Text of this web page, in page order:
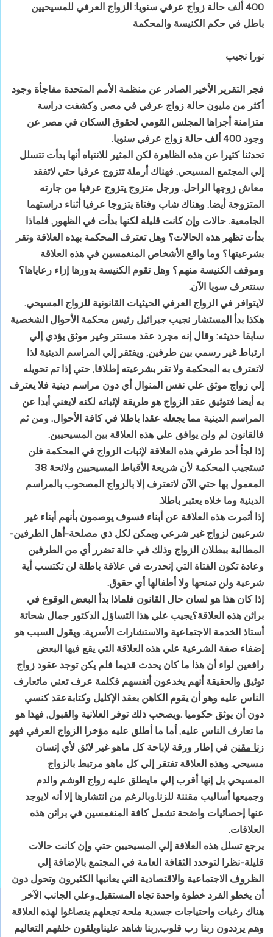
400 ‏ألف‏ ‏حالة‏ ‏زواج‏ ‏عرفي‏ ‏سنويا‏: الزواج‏ ‏العرفي‏ ‏للمسيحيين‏
‏باطل‏ ‏في‏ ‏حكم‏ ‏الكنيسة‏ ‏والمحكمة‏
نورا‏ ‏نجيب‏
فجر‏ ‏التقرير‏ ‏الأخير‏ ‏الصادر‏ ‏عن‏ ‏منظمة‏ ‏الأمم‏ ‏المتحدة‏ ‏مفاجأة‏ ‏وجود‏
‏أكثر‏ ‏من‏ ‏مليون‏ ‏حالة‏ ‏زواج‏ ‏عرفي‏ ‏في‏ ‏مصر‏, ‏وكشفت‏ ‏دراسة‏
‏متزامنة‏ ‏أجراها‏ ‏المجلس‏ ‏القومي‏ ‏لحقوق‏ ‏السكان‏ ‏في‏ ‏مصر‏ ‏عن‏
‏وجود‏ 400 ‏ألف‏ ‏حالة‏ ‏زواج‏ ‏عرفي‏ ‏سنويا‏.‏
تحدثنا‏ ‏كثيرا‏ ‏عن‏ ‏هذه‏ ‏الظاهرة‏ ‏لكن‏ ‏المثير‏ ‏للانتباه‏ ‏أنها‏ ‏بدأت‏ ‏تتسلل‏
‏إلي‏ ‏المجتمع‏ ‏المسيحي‏.‏ فهناك‏ ‏أرملة‏ ‏تتزوج‏ ‏عرفيا‏ ‏حتي‏ ‏لاتفقد‏
‏معاش‏ ‏زوجها‏ ‏الراحل‏.‏ ورجل‏ ‏متزوج‏ ‏يتزوج‏ ‏عرفيا‏ ‏من‏ ‏جارته‏
‏المتزوجة‏ ‏أيضا‏. ‏وهناك‏ ‏شاب‏ ‏وفتاة‏ ‏يتزوجا‏ ‏عرفيا‏ ‏أثناء‏ ‏دراستهما‏
‏الجامعية‏.‏ حالات‏ ‏وإن‏ ‏كانت‏ ‏قليلة‏ ‏لكنها‏ ‏بدأت‏ ‏في‏ ‏الظهور‏,‏ فلماذا‏
‏بدأت‏ ‏تظهر‏ ‏هذه‏ ‏الحالات؟ وهل‏ ‏تعترف‏ ‏المحكمة‏ ‏بهذه‏ ‏العلاقة‏ ‏وتقر‏
‏بشرعيتها؟ وما‏ ‏واقع‏ ‏الأشخاص‏ ‏المنغمسين‏ ‏في‏ ‏هذه‏ ‏العلاقة‏
‏وموقف‏ ‏الكنيسة‏ ‏منهم؟ وهل‏ ‏تقوم‏ ‏الكنيسة‏ ‏بدورها‏ ‏إزاء‏ ‏رعاياها؟
سنتعرف‏ ‏سويا‏ ‏الآن‏.‏
لايتوافر‏ ‏في‏ ‏الزواج‏ ‏العرفي‏ ‏الحيثيات‏ ‏القانونية‏ ‏للزواج‏ ‏المسيحي‏.‏
هكذا‏ ‏بدأ‏ ‏المستشار‏ ‏نجيب‏ ‏جبرائيل‏ ‏رئيس‏ ‏محكمة‏ ‏الأحوال‏ ‏الشخصية‏
‏سابقا‏ ‏حديثه‏:‏ وقال‏ ‏إنه‏ ‏مجرد‏ ‏عقد‏ ‏مستتر‏ ‏وغير‏ ‏موثق‏ ‏يؤدي‏ ‏إلي‏
‏ارتباط‏ ‏غير‏ ‏رسمي‏ ‏بين‏ ‏طرفين‏,‏ ويفتقر‏ ‏إلي‏ ‏المراسم‏ ‏الدينية‏ ‏لذا‏
‏لاتعترف‏ ‏به‏ ‏المحكمة‏ ‏ولا‏ ‏تقر‏ ‏بشرعيته‏ ‏إطلاقا‏,‏ حتي‏ ‏إذا‏ ‏تم‏ ‏تحويله‏
‏إلي‏ ‏زواج‏ ‏موثق‏ ‏علي‏ ‏نفس‏ ‏المنوال‏ ‏أي‏ ‏دون‏ ‏مراسم‏ ‏دينية‏ ‏فلا‏ ‏يعترف‏
‏به‏ ‏أيضا‏ ‏فتوثيق‏ ‏عقد‏ ‏الزواج‏ ‏هو‏ ‏طريقة‏ ‏لإثباته‏ ‏لكنه‏ ‏لايغني‏ ‏أبدا‏ ‏عن‏
‏المراسم‏ ‏الدينية‏ ‏مما‏ ‏يجعله‏ ‏عقدا‏ ‏باطلا‏ ‏في‏ ‏كافة‏ ‏الأحوال‏. ‏ومن‏ ‏ثم‏
‏فالقانون‏ ‏لم‏ ‏ولن‏ ‏يوافق‏ ‏علي‏ ‏هذه‏ ‏العلاقة‏ ‏بين‏ ‏المسيحيين‏.‏
إذا‏ ‏لجأ‏ ‏أحد‏ ‏طرفي‏ ‏هذه‏ ‏العلاقة‏ ‏لإثبات‏ ‏الزواج‏ ‏في‏ ‏المحكمة‏ ‏فلن‏
‏تستجيب‏ ‏المحكمة‏ ‏لأن‏ ‏شريعة‏ ‏الأقباط‏ ‏المسيحيين‏ ‏ولائحة‏ 38
‏المعمول‏ ‏بها‏ ‏حتي‏ ‏الآن‏ ‏لاتعترف‏ ‏إلا‏ ‏بالزواج‏ ‏المصحوب‏ ‏بالمراسم‏
‏الدينية‏ ‏وما‏ ‏خلاه‏ ‏يعتبر‏ ‏باطلا‏.‏
إذا‏ ‏أثمرت‏ ‏هذه‏ ‏العلاقة‏ ‏عن‏ ‏أبناء‏ ‏فسوف‏ ‏يوصمون‏ ‏بأنهم‏ ‏أبناء‏ ‏غير‏
‏شرعيين‏ ‏لزواج‏ ‏غير‏ ‏شرعي‏ ‏ويمكن‏ ‏لكل‏ ‏ذي‏ ‏مصلحة‏-‏أهل‏ ‏الطرفين‏-‏
المطالبة‏ ‏ببطلان‏ ‏الزواج‏ ‏وذلك‏ ‏في‏ ‏حالة‏ ‏تضرر‏ ‏أي‏ ‏من‏ ‏الطرفين‏
‏وعادة‏ ‏تكون‏ ‏الفتاة‏ ‏التي‏ ‏إنحدرت‏ ‏في‏ ‏علاقة‏ ‏باطلة‏ ‏لن‏ ‏تكتسب‏ ‏أية‏
‏شرعية‏ ‏ولن‏ ‏تمنحها‏ ‏ولا‏ ‏أطفالها‏ ‏أي‏ ‏حقوق‏.‏
إذا‏ ‏كان‏ ‏هذا‏ ‏هو‏ ‏لسان‏ ‏حال‏ ‏القانون‏ ‏فلماذا‏ ‏بدأ‏ ‏البعض‏ ‏الوقوع‏ ‏في‏
‏براثن‏ ‏هذه‏ ‏العلاقة؟يجيب‏ ‏علي‏ ‏هذا‏ ‏التساؤل‏ ‏الدكتور‏ ‏جمال‏ ‏شحاتة‏
‏أستاذ‏ ‏الخدمة‏ ‏الاجتماعية‏ ‏والاستشارات‏ ‏الأسرية‏. ‏ويقول‏ ‏السبب‏ ‏هو‏
‏إضفاء‏ ‏صفة‏ ‏الشرعية‏ ‏علي‏ ‏هذه‏ ‏العلاقة‏ ‏التي‏ ‏يقع‏ ‏فيها‏ ‏البعض‏
‏رافعين‏ ‏لواء‏ ‏أن‏ ‏هذا‏ ‏ما‏ ‏كان‏ ‏يحدث‏ ‏قديما‏ ‏فلم‏ ‏يكن‏ ‏توجد‏ ‏عقود‏ ‏زواج‏
‏توثيق‏ ‏والحقيقة‏ ‏أنهم‏ ‏يخدعون‏ ‏أنفسهم‏ ‏فكلمة‏ ‏عرف‏ ‏تعني‏ ‏ماتعارف‏
‏الناس‏ ‏عليه‏ ‏وهو‏ ‏أن‏ ‏يقوم‏ ‏الكاهن‏ ‏بعقد‏ ‏الإكليل‏ ‏وكتابةعقد‏ ‏كنسي‏
‏دون‏ ‏أن‏ ‏يوثق‏ ‏حكوميا‏ .‏ويصحب‏ ‏ذلك‏ ‏توفر‏ ‏العلانية‏ ‏والقبول‏, ‏فهذا‏ ‏هو‏
‏ما‏ ‏تعارف‏ ‏الناس‏ ‏عليه‏,‏ أما‏ ‏ما‏ ‏أطلق‏ ‏عليه‏ ‏مؤخرا‏ ‏الزواج‏ ‏العرفي‏ ‏فهو
زنا‏ ‏مقنن في‏ ‏إطار‏ ‏ورقة‏ ‏لإباحة‏ ‏كل‏ ‏ماهو‏ ‏غير‏ ‏لائق‏ ‏لأي‏ ‏إنسان‏
‏مسيحي‏. ‏وهذه‏ ‏العلاقة‏ ‏تفتقر‏ ‏إلي‏ ‏كل‏ ‏ماهو‏ ‏مرتبط‏ ‏بالزواج‏
‏المسيحي‏ ‏بل‏ ‏إنها‏ ‏أقرب‏ ‏إلي‏ ‏مايطلق‏ ‏عليه‏ ‏زواج‏ ‏الوشم‏ ‏والدم‏
‏وجميعها‏ ‏أساليب‏ ‏مقننة‏ ‏للزنا‏.‏وبالرغم‏ ‏من‏ ‏انتشارها‏ ‏إلا‏ ‏أنه‏ ‏لايوجد‏
‏عنها‏ ‏إحصائيات‏ ‏واضحة‏ ‏تشمل‏ ‏كافة‏ ‏المنغمسين‏ ‏في‏ ‏براثن‏ ‏هذه‏
‏العلاقات‏.‏
يرجع‏ ‏تسلل‏ ‏هذه‏ ‏العلاقة‏ ‏إلي‏ ‏المسيحيين‏ ‏حتي‏ ‏وإن‏ ‏كانت‏ ‏حالات‏
‏قليلة‏-‏نظرا‏ ‏لتوحدد‏ ‏الثقافة‏ ‏العامة‏ ‏في‏ ‏المجتمع‏ ‏بالإضافة‏ ‏إلي‏
‏الظروف‏ ‏الاجتماعية‏ ‏والاقتصادية‏ ‏التي‏ ‏يعانيها‏ ‏الكثيرون‏ ‏وتحول‏ ‏دون‏
‏أن‏ ‏يخطو‏ ‏الفرد‏ ‏خطوة‏ ‏واحدة‏ ‏تجاه‏ ‏المستقبل‏,‏وعلي‏ ‏الجانب‏ ‏الآخر‏
‏هناك‏ ‏رغبات‏ ‏واحتياجات‏ ‏جسدية‏ ‏ملحة‏ ‏تجعلهم‏ ‏ينصاغوا‏ ‏لهذه‏ ‏العلاقة‏
‏وهم‏ ‏يرددون‏ ‏ربنا‏ ‏رب‏ ‏قلوب‏,‏ربنا‏ ‏شاهد‏ ‏عليناويلقون‏ ‏خلفهم‏ ‏التعاليم‏